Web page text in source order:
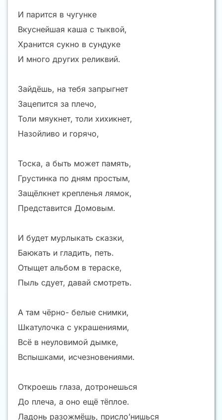
И парится в чугунке
Вкуснейшая каша с тыквой,
Хранится сукно в сундуке
И много других реликвий.
Зайдёшь, на тебя запрыгнет
Зацепится за плечо,
Толи мяукнет, толи хихикнет,
Назойливо и горячо,
Тоска, а быть может память,
Грустинка по дням простым,
Защёлкнет крепленья лямок,
Представится Домовым.
И будет мурлыкать сказки,
Баюкать и гладить, петь.
Отыщет альбом в тераске,
Пыль сдует, давай смотреть.
А там чёрно- белые снимки,
Шкатулочка с украшениями,
Всё в неуловимой дымке,
Вспышками, исчезновениями.
Откроешь глаза, дотронешься
До плеча, а оно ещё тёплое.
Ладонь разожмёшь, присло’нишься